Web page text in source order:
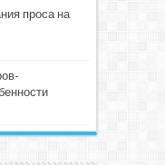
проса на